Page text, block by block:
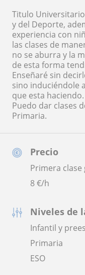
Precio
Primera clase
8€/h
Niveles de
Infantil y
Primaria
ESO
Titulo Universitario
y del Deporte,
experiencia con
las clases de
no se aburra y la
de esta forma
Enseñaré sin
sino induciéndole
que esta
Puedo dar clases
Primaria.